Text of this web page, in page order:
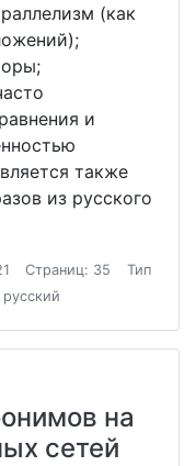
(как
и
также
из русского
Страниц: 35
Тип
на
сетей